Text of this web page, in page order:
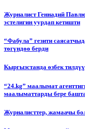
Журналист Геннадий
эстелигин уурдап кетишти
“Фабула” гезити
төгүндөө берди
Кыргызстанда өзбек
“24.kg” маалымат
маалыматтарды бере
Журналисттер, жамаачы